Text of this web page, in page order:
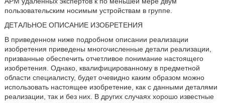
пользовательским носимым устройствам в группе.
ДЕТАЛЬНОЕ ОПИСАНИЕ ИЗОБРЕТЕНИЯ
В приведенном ниже подробном описании реализации
изобретения приведены многочисленные детали реализации,
призванные обеспечить отчетливое понимание настоящего
изобретения. Однако, квалифицированному в предметной
области специалисту, будет очевидно каким образом можно
использовать настоящее изобретение, как с данными деталями
реализации, так и без них. В других случаях хорошо известные